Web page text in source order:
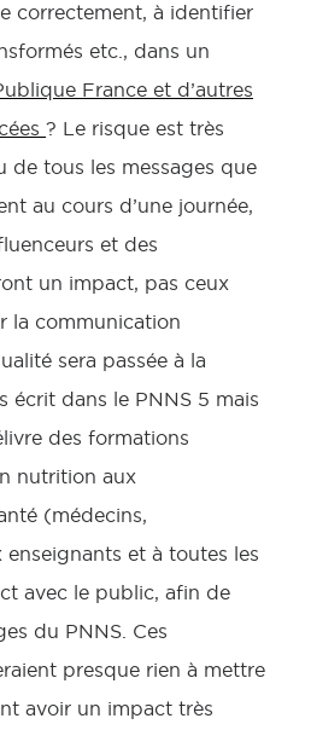
correctement, à identifier
etc., dans un
France et d’autres
? Le risque est très
de tous les messages que
au cours d’une journée,
et des
un impact, pas ceux
la communication
sera passée à la
écrit dans le PNNS 5 mais
des formations
nutrition aux
(médecins,
et à toutes les
avec le public, afin de
du PNNS. Ces
presque rien à mettre
avoir un impact très